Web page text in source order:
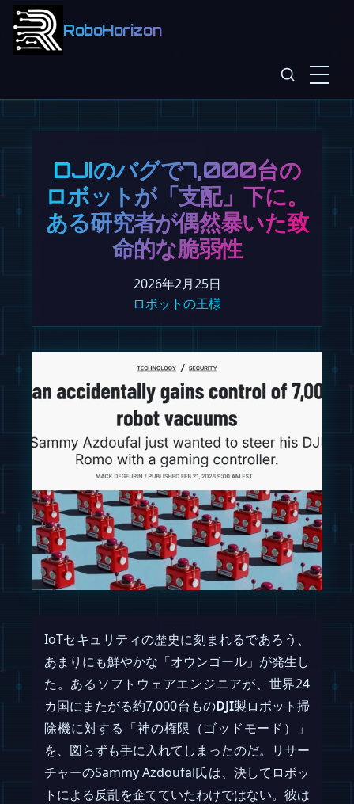
RoboHorizon
DJIのバグで7,000台の
ロボットが「支配」下に。
ある研究者が偶然暴いた致
命的な脆弱性
2026年2月25日
ロボットの王様
IoTセキュリティの歴史に刻まれるであろう、
あまりにも鮮やかな「オウンゴール」が発生し
た。あるソフトウェアエンジニアが、世界24
カ国にまたがる約7,000台ものDJI製ロボット掃
除機に対する「神の権限（ゴッドモード）」
を、図らずも手に入れてしまったのだ。リサー
チャーのSammy Azdoufal氏は、決してロボッ
トによる反乱を企てていたわけではない。彼は